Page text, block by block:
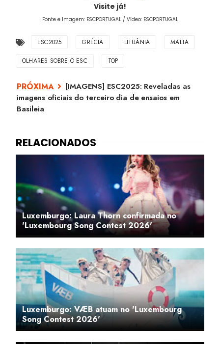
Visite já!
Fonte e Imagem: ESCPORTUGAL / Vídeo: ESCPORTUGAL
ESC2025 GRÉCIA LITUÂNIA MALTA
OLHARES SOBRE O ESC TOP
[IMAGENS] ESC2025: Reveladas as
imagens oficiais do terceiro dia de ensaios em
Basileia
Luxemburgo: Laura Thorn confirmada no
'Luxembourg Song Contest 2026'
Luxemburgo: VÆB atuam no 'Luxembourg
Song Contest 2026'